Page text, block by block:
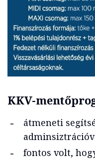
KKV-
átmeneti
fontos volt,